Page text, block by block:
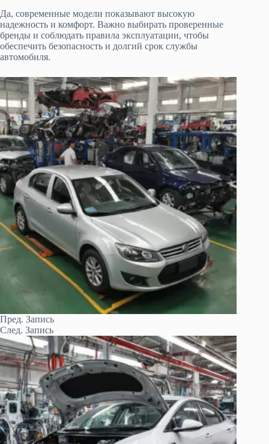
Да, современные модели показывают высокую
надежность и комфорт. Важно выбирать проверенные
бренды и соблюдать правила эксплуатации, чтобы
обеспечить безопасность и долгий срок службы
автомобиля.
Пред. Запись
След. Запись